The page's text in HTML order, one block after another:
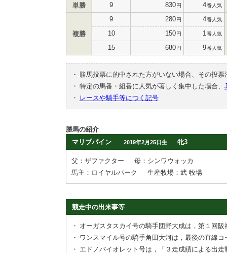
単勝 9 830円 4番人気
複勝
9 280円 4番人気
10 150円 1 番人気
15 680円 9番人気
・
勝馬投票に的中された方がいない場合、その投
・ 特定の馬番・組番に人気が著しく集中した場合、
・
レースや騎手等につく記号
勝馬の紹介
マリブパイン
2019年2月25日生 牝3
父：ザファクター
母：シンワウォッカ
馬主：ロイヤルパーク
生産牧場：武 牧場
競走中の出来事等
・ オーガスタスカイ号の騎手団野大成は，第１回
・ ワンスマイル号の騎手角田大河は，最後の直線
・ エドノバイオレット号は，「３走成績による出